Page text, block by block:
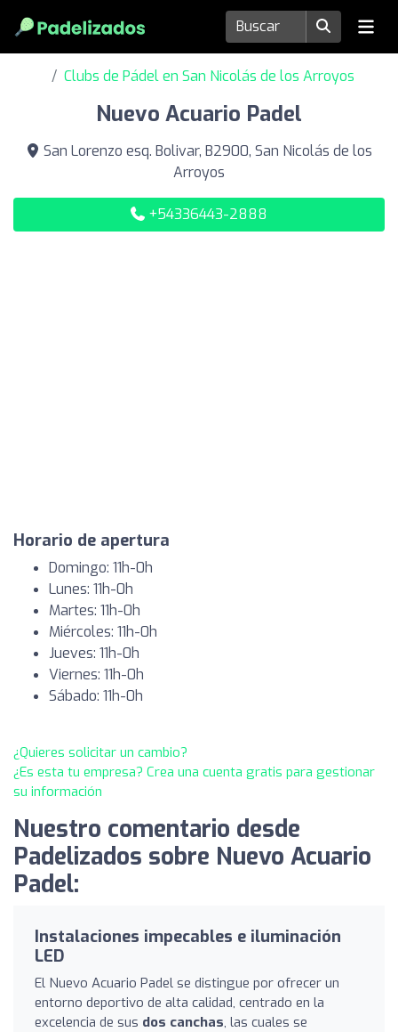
Clubs de Pádel en San Nicolás de los Arroyos
Nuevo Acuario Padel
San Lorenzo esq. Bolivar, B2900, San Nicolás de los
Arroyos
+54336443-2888
Horario de apertura
Domingo: 11h-0h
Lunes: 11h-0h
Martes: 11h-0h
Miércoles: 11h-0h
Jueves: 11h-0h
Viernes: 11h-0h
Sábado: 11h-0h
¿Quieres solicitar un cambio?
¿Es esta tu empresa? Crea una cuenta gratis para gestionar
su información
Nuestro comentario desde
Padelizados sobre Nuevo Acuario
Padel:
Instalaciones impecables e iluminación
LED
El Nuevo Acuario Padel se distingue por ofrecer un
entorno deportivo de alta calidad, centrado en la
excelencia de sus dos canchas, las cuales se